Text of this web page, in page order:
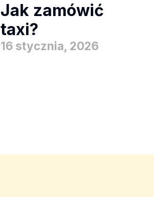
Jak zamówić
taxi?
16 stycznia, 2026